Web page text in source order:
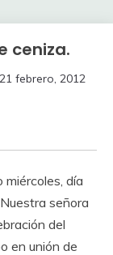
ceniza.
21 febrero, 2012
día
señora
del
en unión de